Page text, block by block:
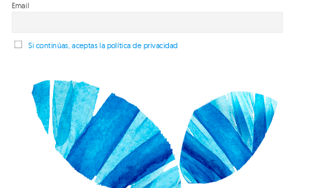
Email
Si continúas, aceptas la política de privacidad